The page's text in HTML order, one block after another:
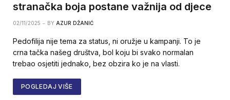
stranačka boja postane važnija od djece
02/11/2025 BY AZUR DŽANIĆ
Pedofilija nije tema za status, ni oružje u kampanji. To je
crna tačka našeg društva, bol koju bi svako normalan
trebao osjetiti jednako, bez obzira ko je na vlasti.
POGLEDAJ VIŠE